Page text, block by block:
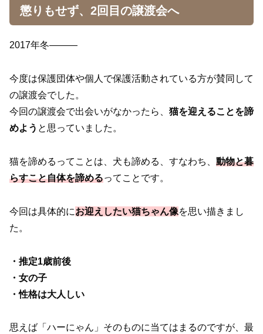
懲りもせず、2回目の譲渡会へ
2017年冬———
今度は保護団体や個人で保護活動されている方が賛同して
の譲渡会でした。
今回の譲渡会で出会いがなかったら、 猫を迎えることを諦
めよう と思っていました。
猫を諦めるってことは、犬も諦める、すなわち、 動物と暮
らすこと自体を諦めるってことです。
今回は具体的にお迎えしたい猫ちゃん像を思い描きまし
た。
・推定1歳前後
・女の子
・性格は大人しい
思えば「ハーにゃん」そのものに当てはまるのですが、最